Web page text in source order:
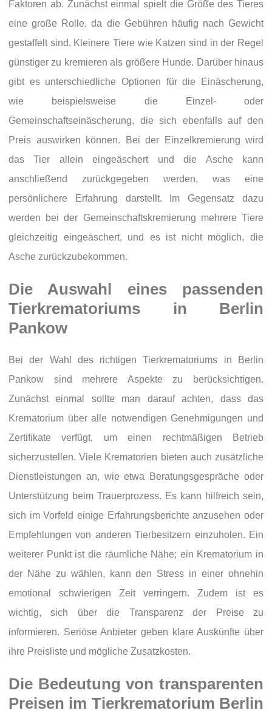
Faktoren ab. Zunächst einmal spielt die Größe des Tieres
eine große Rolle, da die Gebühren häufig nach Gewicht
gestaffelt sind. Kleinere Tiere wie Katzen sind in der Regel
günstiger zu kremieren als größere Hunde. Darüber hinaus
gibt es unterschiedliche Optionen für die Einäscherung,
wie beispielsweise die Einzel- oder
Gemeinschaftseinäscherung, die sich ebenfalls auf den
Preis auswirken können. Bei der Einzelkremierung wird
das Tier allein eingeäschert und die Asche kann
anschließend zurückgegeben werden, was eine
persönlichere Erfahrung darstellt. Im Gegensatz dazu
werden bei der Gemeinschaftskremierung mehrere Tiere
gleichzeitig eingeäschert, und es ist nicht möglich, die
Asche zurückzubekommen.
Die Auswahl eines passenden
Tierkrematoriums in Berlin
Pankow
Bei der Wahl des richtigen Tierkrematoriums in Berlin
Pankow sind mehrere Aspekte zu berücksichtigen.
Zunächst einmal sollte man darauf achten, dass das
Krematorium über alle notwendigen Genehmigungen und
Zertifikate verfügt, um einen rechtmäßigen Betrieb
sicherzustellen. Viele Krematorien bieten auch zusätzliche
Dienstleistungen an, wie etwa Beratungsgespräche oder
Unterstützung beim Trauerprozess. Es kann hilfreich sein,
sich im Vorfeld einige Erfahrungsberichte anzusehen oder
Empfehlungen von anderen Tierbesitzern einzuholen. Ein
weiterer Punkt ist die räumliche Nähe; ein Krematorium in
der Nähe zu wählen, kann den Stress in einer ohnehin
emotional schwierigen Zeit verringern. Zudem ist es
wichtig, sich über die Transparenz der Preise zu
informieren. Seriöse Anbieter geben klare Auskünfte über
ihre Preisliste und mögliche Zusatzkosten.
Die Bedeutung von transparenten
Preisen im Tierkrematorium Berlin